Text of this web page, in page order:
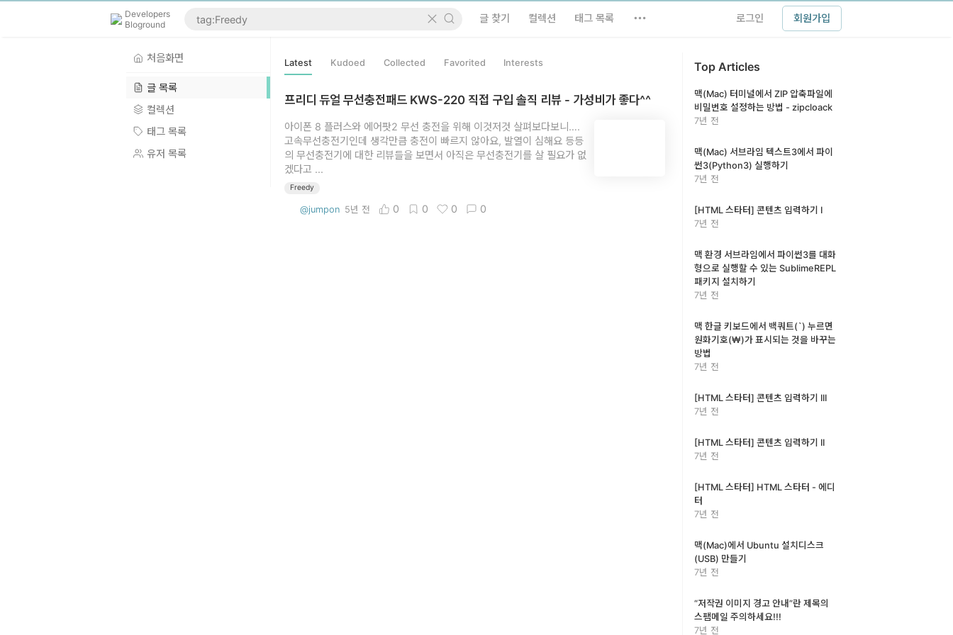
Developers
Bloground
글 찾기 컬렉션 태그 목록 로그인 회원가입
처음화면
글 목록
컬렉션
태그 목록
유저 목록
Latest Kudoed Collected Favorited Interests
프리디 듀얼 무선충전패드 KWS-220 직접 구입 솔직 리뷰 - 가성비가 좋다^^
아이폰 8 플러스와 에어팟2 무선 충전을 위해 이것저것 살펴보다보니….
고속무선충전기인데 생각만큼 충전이 빠르지 않아요, 발열이 심해요 등등
의 무선충전기에 대한 리뷰들을 보면서 아직은 무선충전기를 살 필요가 없
겠다고 ...
Freedy
@jumpon 5년 전 0 0 0 0
Top Articles
맥(Mac) 터미널에서 ZIP 압축파일에
비밀번호 설정하는 방법 - zipcloack
7년 전
맥(Mac) 서브라임 텍스트3에서 파이
썬3(Python3) 실행하기
7년 전
[HTML 스타터] 콘텐츠 입력하기 I
7년 전
맥 환경 서브라임에서 파이썬3를 대화
형으로 실행할 수 있는 SublimeREPL
패키지 설치하기
7년 전
맥 한글 키보드에서 백쿼트(`) 누르면
원화기호(₩)가 표시되는 것을 바꾸는
방법
7년 전
[HTML 스타터] 콘텐츠 입력하기 III
7년 전
[HTML 스타터] 콘텐츠 입력하기 II
7년 전
[HTML 스타터] HTML 스타터 - 에디
터
7년 전
맥(Mac)에서 Ubuntu 설치디스크
(USB) 만들기
7년 전
“저작권 이미지 경고 안내”란 제목의
스팸메일 주의하세요!!!
7년 전